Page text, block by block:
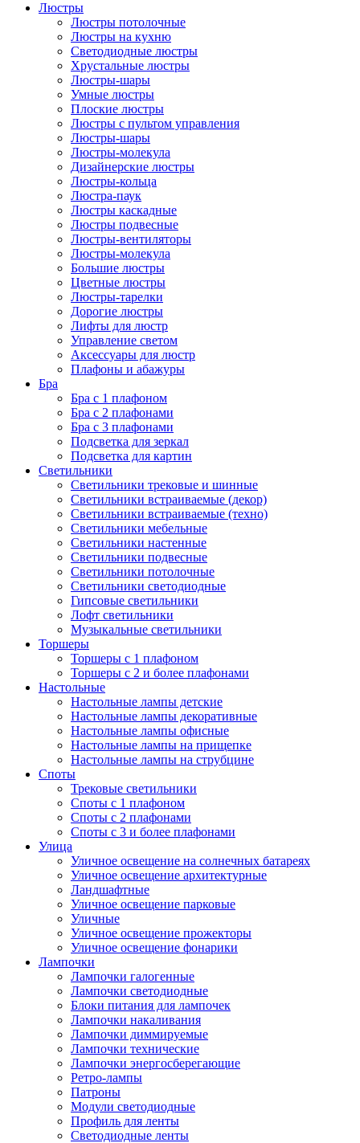
Люстры
Люстры потолочные
Люстры на кухню
Светодиодные люстры
Хрустальные люстры
Люстры-шары
Умные люстры
Плоские люстры
Люстры с пультом управления
Люстры-шары
Люстры-молекула
Дизайнерские люстры
Люстры-кольца
Люстра-паук
Люстры каскадные
Люстры подвесные
Люстры-вентиляторы
Люстры-молекула
Большие люстры
Цветные люстры
Люстры-тарелки
Дорогие люстры
Лифты для люстр
Управление светом
Аксессуары для люстр
Плафоны и абажуры
Бра
Бра с 1 плафоном
Бра с 2 плафонами
Бра с 3 плафонами
Подсветка для зеркал
Подсветка для картин
Светильники
Светильники трековые и шинные
Светильники встраиваемые (декор)
Светильники встраиваемые (техно)
Светильники мебельные
Светильники настенные
Светильники подвесные
Светильники потолочные
Светильники светодиодные
Гипсовые светильники
Лофт светильники
Музыкальные светильники
Торшеры
Торшеры с 1 плафоном
Торшеры с 2 и более плафонами
Настольные
Настольные лампы детские
Настольные лампы декоративные
Настольные лампы офисные
Настольные лампы на прищепке
Настольные лампы на струбцине
Споты
Трековые светильники
Споты с 1 плафоном
Споты с 2 плафонами
Споты с 3 и более плафонами
Улица
Уличное освещение на солнечных батареях
Уличное освещение архитектурные
Ландшафтные
Уличное освещение парковые
Уличные
Уличное освещение прожекторы
Уличное освещение фонарики
Лампочки
Лампочки галогенные
Лампочки светодиодные
Блоки питания для лампочек
Лампочки накаливания
Лампочки диммируемые
Лампочки технические
Лампочки энергосберегающие
Ретро-лампы
Патроны
Модули светодиодные
Профиль для ленты
Светодиодные ленты